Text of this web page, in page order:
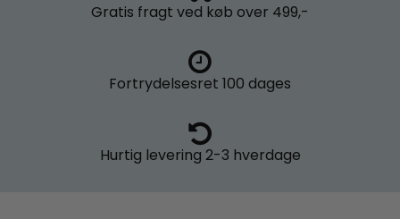
Gratis fragt ved køb over 499,-
Fortrydelsesret 100 dages
Hurtig levering 2-3 hverdage